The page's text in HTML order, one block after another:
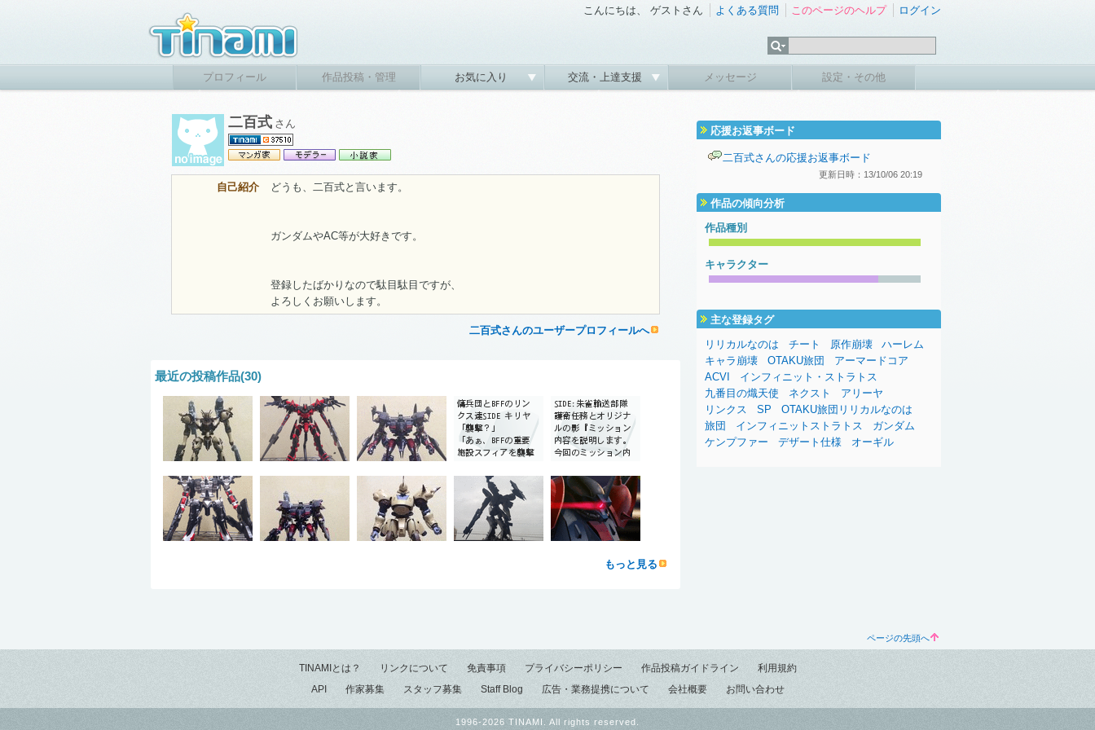
こんにちは、 ゲストさん よくある質問 このページのヘルプ ログイン
プロフィール 作品投稿・管理 お気に入り 交流・上達支援 メッセージ 設定・その他
二百式 さん
自己紹介 どうも、二百式と言います。
ガンダムやAC等が大好きです。
登録したばかりなので駄目駄目ですが、
よろしくお願いします。
二百式さんのユーザープロフィールへ
最近の投稿作品(30)
もっと見る
応援お返事ボード
二百式さんの応援お返事ボード
更新日時：13/10/06 20:19
作品の傾向分析
作品種別
キャラクター
主な登録タグ
リリカルなのは
チート 原作崩壊
ハーレム
キャラ崩壊
OTAKU旅団
アーマードコア
ACVI
インフィニット・ストラトス
九番目の熾天使
ネクスト
アリーヤ
リンクス
SP
OTAKU旅団リリカルなのは
旅団
インフィニットストラトス
ガンダム
ケンプファー
デザート仕様 オーギル
ページの先頭へ
TINAMIとは？ リンクについて 免責事項 プライバシーポリシー 作品投稿ガイドライン
利用規約
API
作家募集 スタッフ募集 Staff Blog 広告・業務提携について 会社概要 お問い合わせ
1996-2026 TINAMI. All rights reserved.